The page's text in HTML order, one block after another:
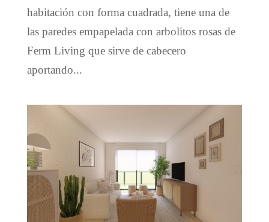
habitación con forma cuadrada, tiene una de
las paredes empapelada con arbolitos rosas de
Ferm Living que sirve de cabecero
aportando...